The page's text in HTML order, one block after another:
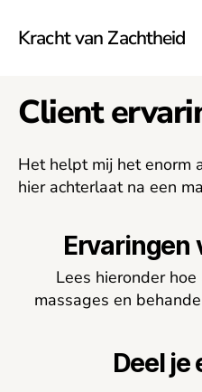
Kracht van Zachtheid
Client
Het helpt mij het enorm
hier achterlaat na een
Ervaringen
Lees hieronder
massages en